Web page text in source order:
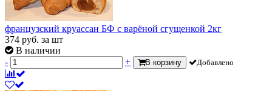
французский круассан БФ с варёной сгущенкой 2кг
374 руб. за шт
В наличии
-
+ В корзину Добавлено